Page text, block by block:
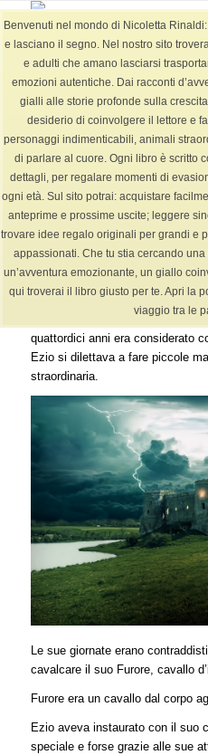
Benvenuti nel mondo di Nicoletta
e lasciano il segno. Nel nostro sito
e adulti che amano lasciarsi
emozioni autentiche. Dai racconti
gialli alle storie profonde sulla
desiderio di coinvolgere il lettore e
personaggi indimenticabili, animali
di parlare al cuore. Ogni libro è scritto
dettagli, per regalare momenti di
ogni età. Sul sito potrai: acquistare
anteprime e prossime uscite; leggere
trovare idee regalo originali per grandi e
appassionati. Che tu stia cercando
un’avventura emozionante, un giallo
qui troverai il libro giusto per te. Apri la
viaggio tra le
BLOG
Sei in: Home / BLOG / Fiabe +6-12
Il GIARDINO
5 Febbraio 2022 1 Commento
Molti e molti anni fa, in un
ragazzo ed una bimbetta. I
e servitù perché i genitori erano
quattordici anni era considerato
Ezio si dilettava a fare piccole
straordinaria.
Le sue giornate erano
cavalcare il suo Furore, cavallo
Furore era un cavallo dal corpo
Ezio aveva instaurato con il suo
speciale e forse grazie alle sue